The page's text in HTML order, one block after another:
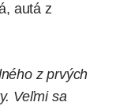
autá z
z prvých
Veľmi sa